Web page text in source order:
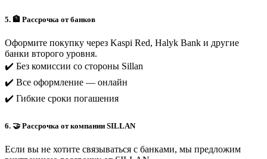
5. 🏦 Рассрочка от банков
Оформите покупку через Kaspi Red, Halyk Bank и другие
банки второго уровня.
✔️ Без комиссии со стороны Sillan
✔️ Все оформление — онлайн
✔️ Гибкие сроки погашения
6. 🤝 Рассрочка от компании SILLAN
Если вы не хотите связываться с банками, мы предложим